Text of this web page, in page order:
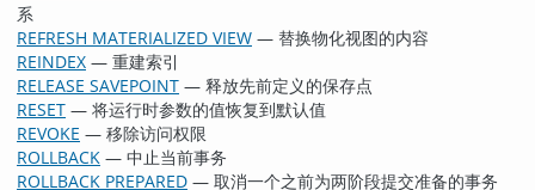
系
REFRESH MATERIALIZED VIEW — 替换物化视图的内容
REINDEX — 重建索引
RELEASE SAVEPOINT — 释放先前定义的保存点
RESET — 将运行时参数的值恢复到默认值
REVOKE — 移除访问权限
ROLLBACK — 中止当前事务
ROLLBACK PREPARED — 取消一个之前为两阶段提交准备的事务